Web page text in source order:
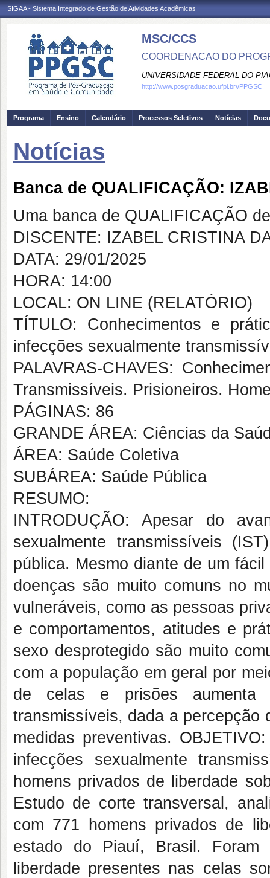
SIGAA - Sistema Integrado de Gestão de Atividades Acadêmicas
MSC/CCS
COORDENACAO DO
UNIVERSIDADE FEDERAL DO
http://www.posgraduacao.ufpi.br//PPGSC
Programa Ensino Calendário Processos Seletivos Notícias
Notícias
Banca de QUALIFICAÇÃO:
Uma banca de QUALIFICAÇÃO
DISCENTE: IZABEL CRISTINA
DATA: 29/01/2025
HORA: 14:00
LOCAL: ON LINE (RELATÓRIO)
TÍTULO: Conhecimentos e
infecções sexualmente
PALAVRAS-CHAVES:
Transmissíveis. Prisioneiros.
PÁGINAS: 86
GRANDE ÁREA: Ciências da
ÁREA: Saúde Coletiva
SUBÁREA: Saúde Pública
RESUMO:
INTRODUÇÃO: Apesar do
sexualmente transmissíveis
pública. Mesmo diante de um
doenças são muito comuns no
vulneráveis, como as pessoas
e comportamentos, atitudes e
sexo desprotegido são muito
com a população em geral por
de celas e prisões aumenta
transmissíveis, dada a percepção
medidas preventivas.
infecções sexualmente
homens privados de liberdade
Estudo de corte transversal,
com 771 homens privados de
estado do Piauí, Brasil. Foram
liberdade presentes nas celas